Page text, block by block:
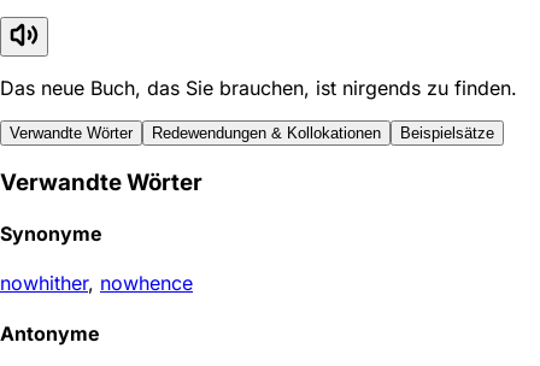
Das neue Buch, das Sie brauchen, ist nirgends zu finden.
Verwandte Wörter Redewendungen & Kollokationen Beispielsätze
Verwandte Wörter
Synonyme
nowhither, nowhence
Antonyme